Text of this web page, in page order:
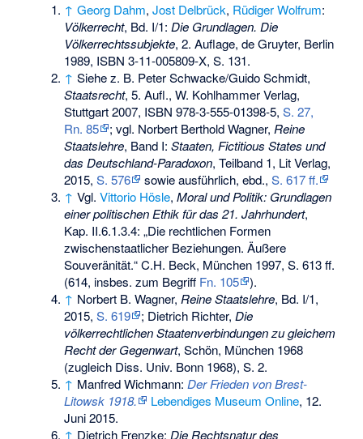
↑ Georg Dahm,Jost Delbrück, Rüdiger Wolfrum:
Völkerrecht, Bd. I/1:Die Grundlagen. Die
Völkerrechtssubjekte, 2. Auflage, de Gruyter, Berlin
1989, ISBN 3-11-005809-X, S. 131.
↑ Siehe z. B. Peter Schwacke/Guido Schmidt,
Staatsrecht, 5. Aufl., W. Kohlhammer Verlag,
Stuttgart 2007, ISBN 978-3-555-01398-5,S. 27,
Rn. 85
; vgl. Norbert Berthold Wagner,Reine
Staatslehre, Band I:Staaten, Fictitious States und
das Deutschland-Paradoxon, Teilband 1, Lit Verlag,
2015,S. 576 sowie ausführlich, ebd.,S. 617 ff.
↑ Vgl.Vittorio Hösle,Moral und Politik: Grundlagen
einer politischen Ethik für das 21. Jahrhundert,
Kap. II.6.1.3.4: „Die rechtlichen Formen
zwischenstaatlicher Beziehungen. Äußere
Souveränität.“ C.H. Beck, München 1997, S. 613 ff.
(614, insbes. zum Begriff Fn. 105
).
↑ Norbert B. Wagner,Reine Staatslehre, Bd. I/1,
2015,S. 619 ; Dietrich Richter,Die
völkerrechtlichen Staatenverbindungen zu gleichem
Recht der Gegenwart, Schön, München 1968
(zugleich Diss. Univ. Bonn 1968), S. 2.
↑ Manfred Wichmann:Der Frieden von Brest-
Litowsk 1918.
Lebendiges Museum Online, 12.
Juni 2015.
↑ Dietrich Frenzke:Die Rechtsnatur des